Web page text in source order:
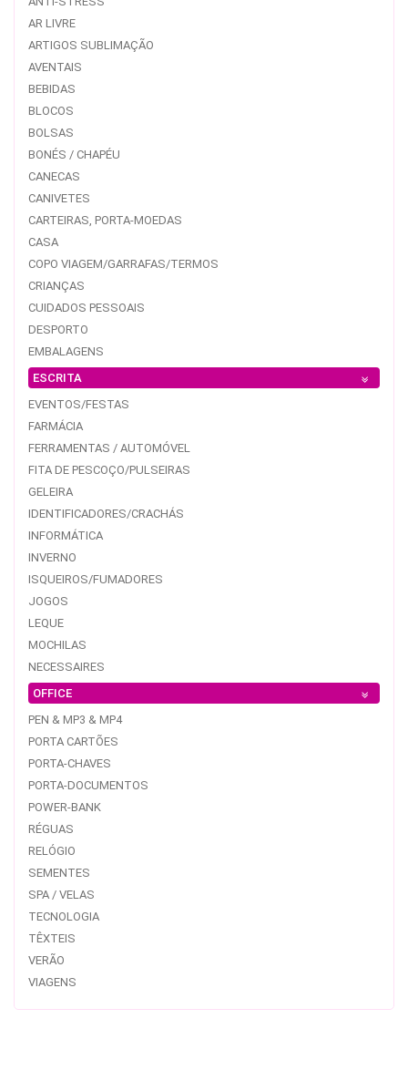
AR LIVRE
ARTIGOS SUBLIMAÇÃO
AVENTAIS
BEBIDAS
BLOCOS
BOLSAS
BONÉS / CHAPÉU
CANECAS
CANIVETES
CARTEIRAS, PORTA-MOEDAS
CASA
COPO VIAGEM/GARRAFAS/TERMOS
CRIANÇAS
CUIDADOS PESSOAIS
DESPORTO
EMBALAGENS
ESCRITA
EVENTOS/FESTAS
FARMÁCIA
FERRAMENTAS / AUTOMÓVEL
FITA DE PESCOÇO/PULSEIRAS
GELEIRA
IDENTIFICADORES/CRACHÁS
INFORMÁTICA
INVERNO
ISQUEIROS/FUMADORES
JOGOS
LEQUE
MOCHILAS
NECESSAIRES
OFFICE
PEN & MP3 & MP4
PORTA CARTÕES
PORTA-CHAVES
PORTA-DOCUMENTOS
POWER-BANK
RÉGUAS
RELÓGIO
SEMENTES
SPA / VELAS
TECNOLOGIA
TÊXTEIS
VERÃO
VIAGENS